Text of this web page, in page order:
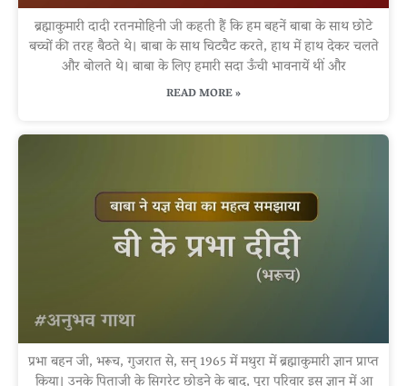
ब्रह्माकुमारी दादी रतनमोहिनी जी कहती हैं कि हम बहनें बाबा के साथ छोटे
बच्चों की तरह बैठते थे। बाबा के साथ चिटचैट करते, हाथ में हाथ देकर चलते
और बोलते थे। बाबा के लिए हमारी सदा ऊँची भावनायें थीं और
READ MORE »
प्रभा बहन जी, भरूच, गुजरात से, सन् 1965 में मथुरा में ब्रह्माकुमारी ज्ञान प्राप्त